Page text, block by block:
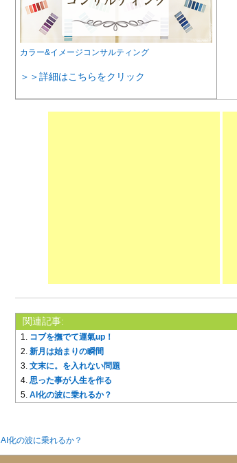
カラー&イメージコンサルティング
＞＞詳細はこちらをクリック
関連記事:
コブを撫でて運氣up！
新月は始まりの瞬間
文末に。を入れない問題
思った事が人生を作る
AI化の波に乗れるか？
AI化の波に乗れるか？